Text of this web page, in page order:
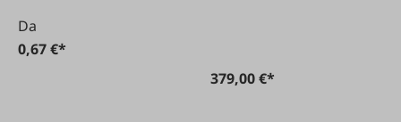
Da
0,67 €*
379,00 €*